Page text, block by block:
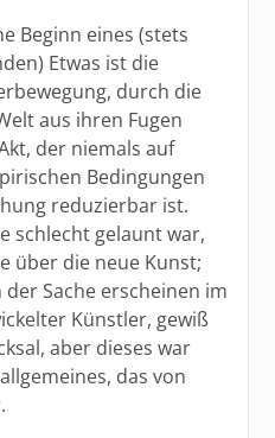
Beginn eines (stets
Etwas ist die
durch die
aus ihren Fugen
der niemals auf
Bedingungen
reduzierbar ist.
schlecht gelaunt war,
über die neue Kunst;
Sache erscheinen im
Künstler, gewiß
aber dieses war
das von